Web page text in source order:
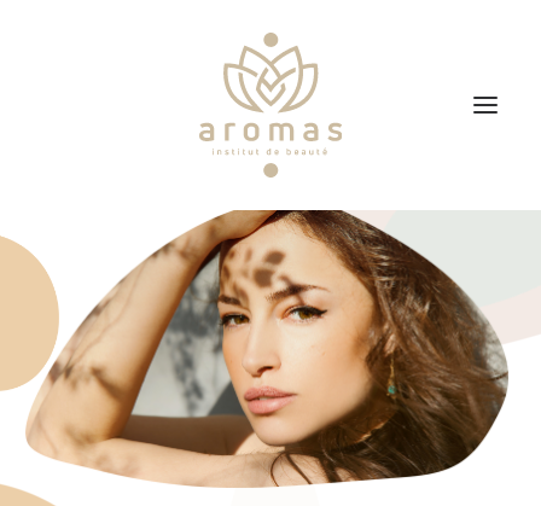
Soins
Je veux faire un bon cadeau
Plan d’accès
Prendre RDV